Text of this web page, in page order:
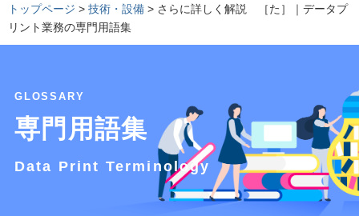
トップページ > 技術・設備 > さらに詳しく解説 ［た］｜データプ
リント業務の専門用語集
GLOSSARY
専門用語集
Data Print Terminology